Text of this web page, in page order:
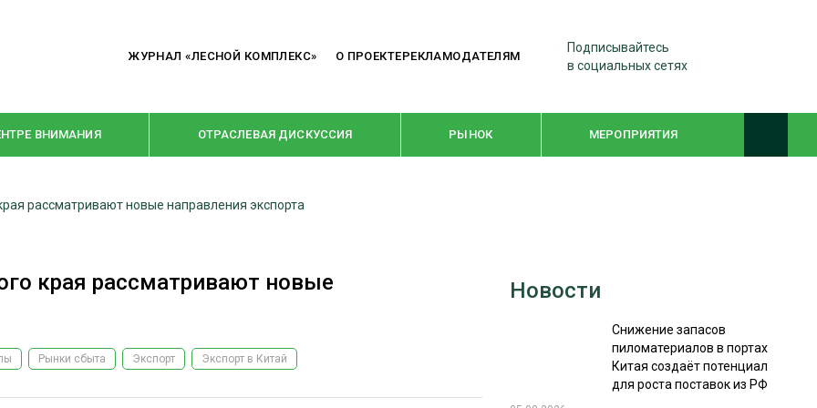
ЖУРНАЛ «ЛЕСНОЙ КОМПЛЕКС» О ПРОЕКТЕРЕКЛАМОДАТЕЛЯМ
Подписывайтесь
в социальных сетях
ВНИМАНИЯ ОТРАСЛЕВАЯ ДИСКУССИЯ РЫНОК МЕРОПРИЯТИЯ
РУБРИКИ
КРУПНЫМ ПЛАНОМ
В ЦЕНТРЕ ВНИМАНИЯ
WOODEX-2021
СУШКА ДРЕВЕСИНЫ
рассматривают новые направления экспорта
края рассматривают новые
Рынки сбыта Экспорт Экспорт в Китай
Новости
Снижение запасов
пиломатериалов в портах
Китая создаёт потенциал
для роста поставок из РФ